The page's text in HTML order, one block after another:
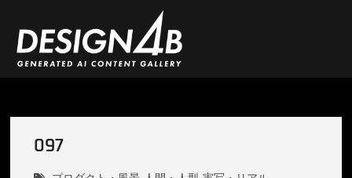
content
097